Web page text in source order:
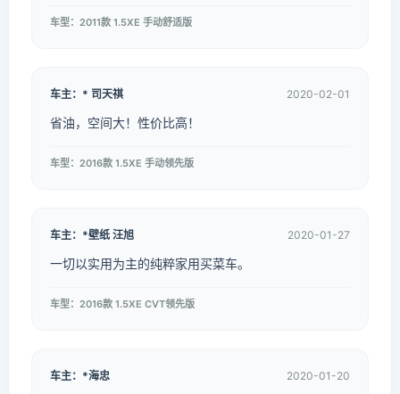
车型：2011款 1.5XE 手动舒适版
车主：* 司天祺 2020-02-01
省油，空间大！性价比高！
车型：2016款 1.5XE 手动领先版
车主：*壁纸 汪旭 2020-01-27
一切以实用为主的纯粹家用买菜车。
车型：2016款 1.5XE CVT领先版
车主：*海忠 2020-01-20